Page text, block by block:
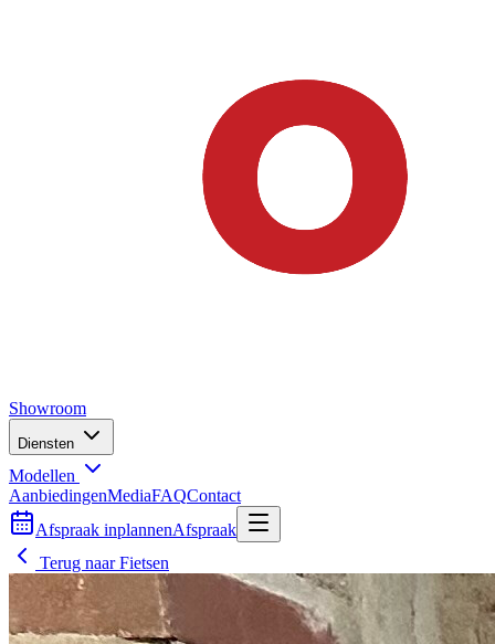
Showroom
Diensten
Modellen
AanbiedingenMediaFAQContact
Afspraak inplannenAfspraak
Terug naarFietsen